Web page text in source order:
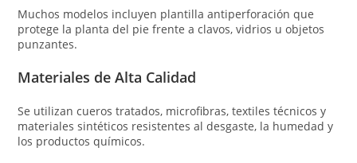
Muchos modelos incluyen plantilla antiperforación que
protege la planta del pie frente a clavos, vidrios u objetos
punzantes.
Materiales de Alta Calidad
Se utilizan cueros tratados, microfibras, textiles técnicos y
materiales sintéticos resistentes al desgaste, la humedad y
los productos químicos.